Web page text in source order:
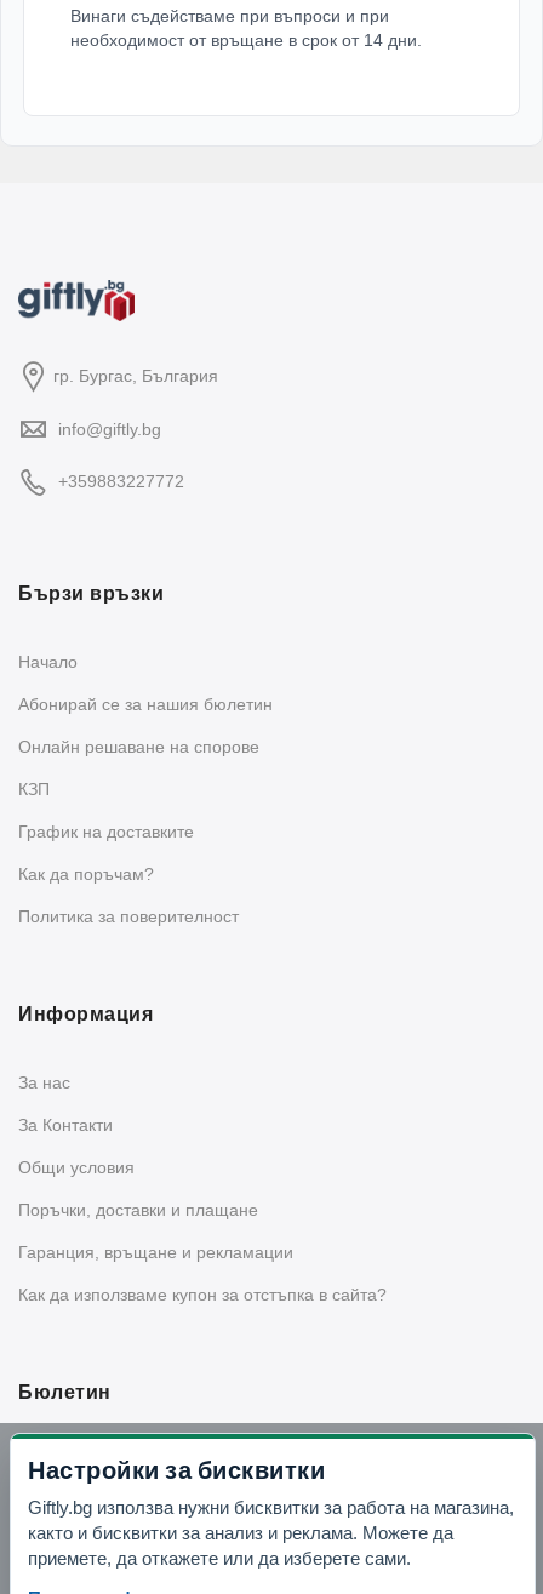
Винаги съдействаме при въпроси и при
необходимост от връщане в срок от 14 дни.
гр. Бургас, България
info@giftly.bg
+359883227772
Бързи връзки
Начало
Абонирай се за нашия бюлетин
Oнлайн решаване на спорове
КЗП
График на доставките
Как да поръчам?
Политика за поверителност
Информация
За нас
За Контакти
Общи условия
Поръчки, доставки и плащане
Гаранция, връщане и рекламации
Как да използваме купон за отстъпка в сайта?
Бюлетин
Вземи -10% отстъпка в Telegram
Отвори Telegram
Настройки за бисквитки
Giftly.bg използва нужни бисквитки за работа на магазина,
както и бисквитки за анализ и реклама. Можете да
приемете, да откажете или да изберете сами.